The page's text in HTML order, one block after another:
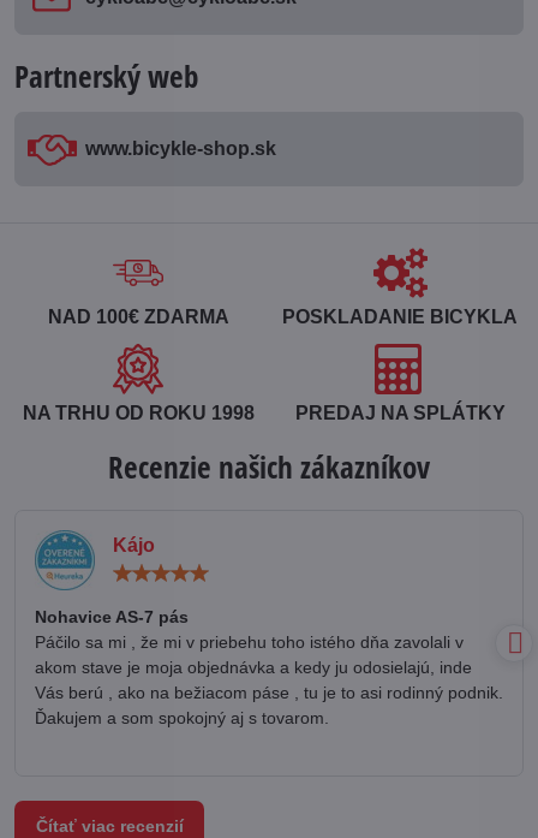
Partnerský web
www​.bicykle-shop​.sk
NAD 100€ ZDARMA POSKLADANIE BICYKLA
NA TRHU OD ROKU 1998 PREDAJ NA SPLÁTKY
Recenzie našich zákazníkov
Kájo
Nohavice AS-7 pás
Páčilo sa mi , že mi v priebehu toho istého dňa zavolali v
akom stave je moja objednávka a kedy ju odosielajú, inde
Vás berú , ako na bežiacom páse , tu je to asi rodinný podnik.
Ďakujem a som spokojný aj s tovarom.
Čítať viac recenzií